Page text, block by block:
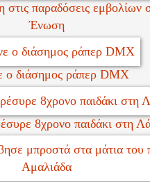
παραδόσεις εμβολίων
Ένωση
ο διάσημος ράπερ DMX
8χρονο παιδάκι στη